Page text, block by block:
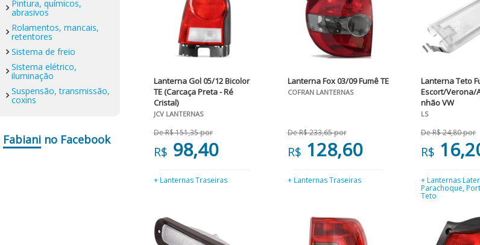
Pintura, químicos,
abrasivos
Rolamentos, mancais,
retentores
Sistema de freio
Sistema elétrico,
iluminação
Suspensão, transmissão,
coxins
Fabiani no Facebook
Lanterna Gol 05/12 Bicolor
TE (Carcaça Preta - Ré
Cristal)
JCV LANTERNAS
De R$ 151,35 por
R$ 98,40
+ Lanternas Traseiras
Lanterna Fox 03/09 Fumê TE
COFRAN LANTERNAS
De R$ 233,65 por
R$ 128,60
+ Lanternas Traseiras
Lanterna Teto
Escort/Verona/
nhão VW
LS
De R$ 24,80 por
R$
+ Lanternas
Parachoque,
Teto